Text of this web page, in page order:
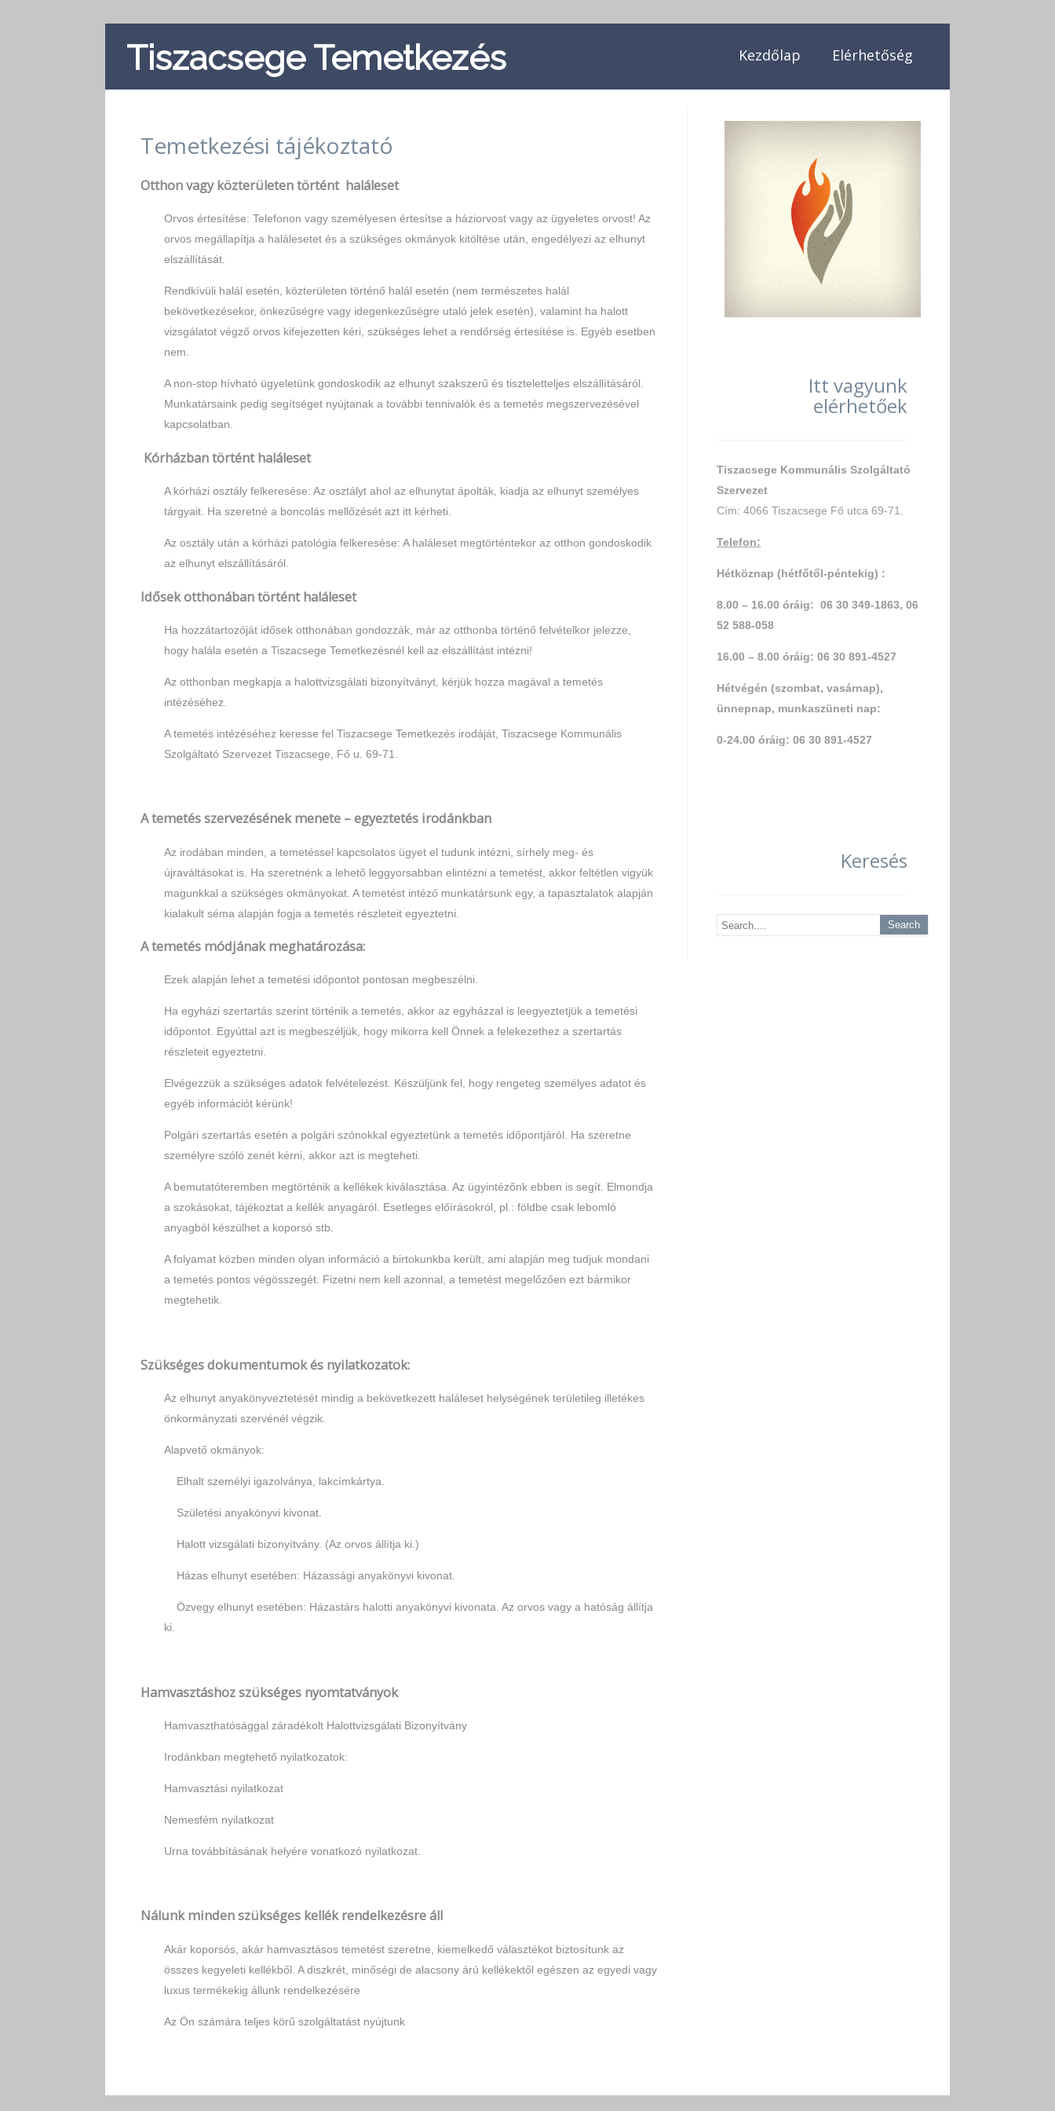
Tiszacsege Temetkezés Kezdőlap Elérhetőség
Temetkezési tájékoztató
Otthon vagy közterületen történt haláleset
Orvos értesítése: Telefonon vagy személyesen értesítse a háziorvost vagy az ügyeletes orvost! Az
orvos megállapítja a halálesetet és a szükséges okmányok kitöltése után, engedélyezi az elhunyt
elszállítását.
Rendkívüli halál esetén, közterületen történő halál esetén (nem természetes halál
bekövetkezésekor, önkezűségre vagy idegenkezűségre utaló jelek esetén), valamint ha halott
vizsgálatot végző orvos kifejezetten kéri, szükséges lehet a rendőrség értesítése is. Egyéb esetben
nem.
A non-stop hívható ügyeletünk gondoskodik az elhunyt szakszerű és tiszteletteljes elszállításáról.
Munkatársaink pedig segítséget nyújtanak a további tennivalók és a temetés megszervezésével
kapcsolatban.
Kórházban történt haláleset
A kórházi osztály felkeresése: Az osztályt ahol az elhunytat ápolták, kiadja az elhunyt személyes
tárgyait. Ha szeretné a boncolás mellőzését azt itt kérheti.
Az osztály után a kórházi patológia felkeresése: A haláleset megtörténtekor az otthon gondoskodik
az elhunyt elszállításáról.
Idősek otthonában történt haláleset
Ha hozzátartozóját idősek otthonában gondozzák, már az otthonba történő felvételkor jelezze,
hogy halála esetén a Tiszacsege Temetkezésnél kell az elszállítást intézni!
Az otthonban megkapja a halottvizsgálati bizonyítványt, kérjük hozza magával a temetés
intézéséhez.
A temetés intézéséhez keresse fel Tiszacsege Temetkezés irodáját, Tiszacsege Kommunális
Szolgáltató Szervezet Tiszacsege, Fő u. 69-71.
A temetés szervezésének menete – egyeztetés irodánkban
Az irodában minden, a temetéssel kapcsolatos ügyet el tudunk intézni, sírhely meg- és
újraváltásokat is. Ha szeretnénk a lehető leggyorsabban elintézni a temetést, akkor feltétlen vigyük
magunkkal a szükséges okmányokat. A temetést intéző munkatársunk egy, a tapasztalatok alapján
kialakult séma alapján fogja a temetés részleteit egyeztetni.
A temetés módjának meghatározása:
Ezek alapján lehet a temetési időpontot pontosan megbeszélni.
Ha egyházi szertartás szerint történik a temetés, akkor az egyházzal is leegyeztetjük a temetési
időpontot. Egyúttal azt is megbeszéljük, hogy mikorra kell Önnek a felekezethez a szertartás
részleteit egyeztetni.
Elvégezzük a szükséges adatok felvételezést. Készüljünk fel, hogy rengeteg személyes adatot és
egyéb információt kérünk!
Polgári szertartás esetén a polgári szónokkal egyeztetünk a temetés időpontjáról. Ha szeretne
személyre szóló zenét kérni, akkor azt is megteheti.
A bemutatóteremben megtörténik a kellékek kiválasztása. Az ügyintézőnk ebben is segít. Elmondja
a szokásokat, tájékoztat a kellék anyagáról. Esetleges előírásokról, pl.: földbe csak lebomló
anyagból készülhet a koporsó stb.
A folyamat közben minden olyan információ a birtokunkba került, ami alapján meg tudjuk mondani
a temetés pontos végösszegét. Fizetni nem kell azonnal, a temetést megelőzően ezt bármikor
megtehetik.
Szükséges dokumentumok és nyilatkozatok:
Az elhunyt anyakönyveztetését mindig a bekövetkezett haláleset helységének területileg illetékes
önkormányzati szervénél végzik.
Alapvető okmányok:
Elhalt személyi igazolványa, lakcímkártya.
Születési anyakönyvi kivonat.
Halott vizsgálati bizonyítvány. (Az orvos állítja ki.)
Házas elhunyt esetében: Házassági anyakönyvi kivonat.
Özvegy elhunyt esetében: Házastárs halotti anyakönyvi kivonata. Az orvos vagy a hatóság állítja
ki.
Hamvasztáshoz szükséges nyomtatványok
Hamvaszthatósággal záradékolt Halottvizsgálati Bizonyítvány
Irodánkban megtehető nyilatkozatok:
Hamvasztási nyilatkozat
Nemesfém nyilatkozat
Urna továbbításának helyére vonatkozó nyilatkozat.
Nálunk minden szükséges kellék rendelkezésre áll
Akár koporsós, akár hamvasztásos temetést szeretne, kiemelkedő választékot biztosítunk az
összes kegyeleti kellékből. A diszkrét, minőségi de alacsony árú kellékektől egészen az egyedi vagy
luxus termékekig állunk rendelkezésére
Az Ön számára teljes körű szolgáltatást nyújtunk
Itt vagyunk
elérhetőek
Tiszacsege Kommunális Szolgáltató
Szervezet
Cím: 4066 Tiszacsege Fő utca 69-71.
Telefon:
Hétköznap (hétfőtől-péntekig) :
8.00 – 16.00 óráig: 06 30 349-1863, 06
52 588-058
16.00 – 8.00 óráig: 06 30 891-4527
Hétvégén (szombat, vasárnap),
ünnepnap, munkaszüneti nap:
0-24.00 óráig: 06 30 891-4527
Keresés